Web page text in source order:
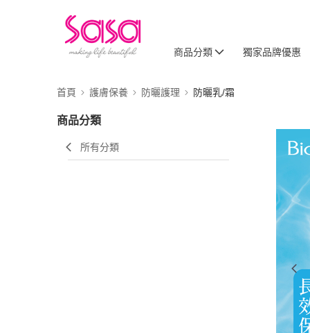
商品分類 獨家品牌優惠
首頁 護膚保養 防曬護理 防曬乳/霜
商品分類
所有分類